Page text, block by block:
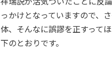
っかけとなっていますので、
体、そんなに誤謬を正すって
下のとおりです。